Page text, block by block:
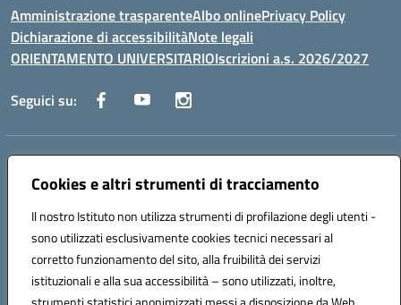
Cookies e altri strumenti di tracciamento
Il nostro Istituto non utilizza strumenti di profilazione degli utenti -
sono utilizzati esclusivamente cookies tecnici necessari al
corretto funzionamento del sito, alla fruibilità dei servizi
istituzionali e alla sua accessibilità – sono utilizzati, inoltre,
Amministrazione trasparenteAlbo onlinePrivacy Policy
Dichiarazione di accessibilitàNote legali
ORIENTAMENTO UNIVERSITARIOIscrizioni a.s. 2026/2027
Seguici su:
Indirizzo:
Centralino:0882 331218 Email:fgps210002@istruzione.it
Codice fiscale: 93071630714
Codice meccanografico:
FGPS210002
Codice unico di fatturazione (CUF): UF7W9K